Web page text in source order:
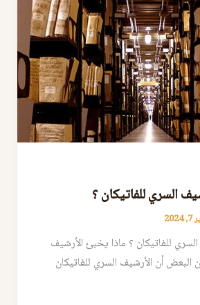
السري للفاتيكان ؟
للفاتيكان ؟ ماذا يخبئ الأرشيف
البعض أن الأرشيف السري للفاتيكان